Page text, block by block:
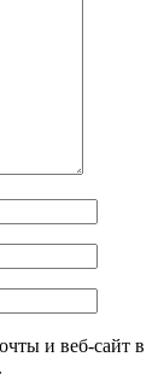
и веб-сайт в